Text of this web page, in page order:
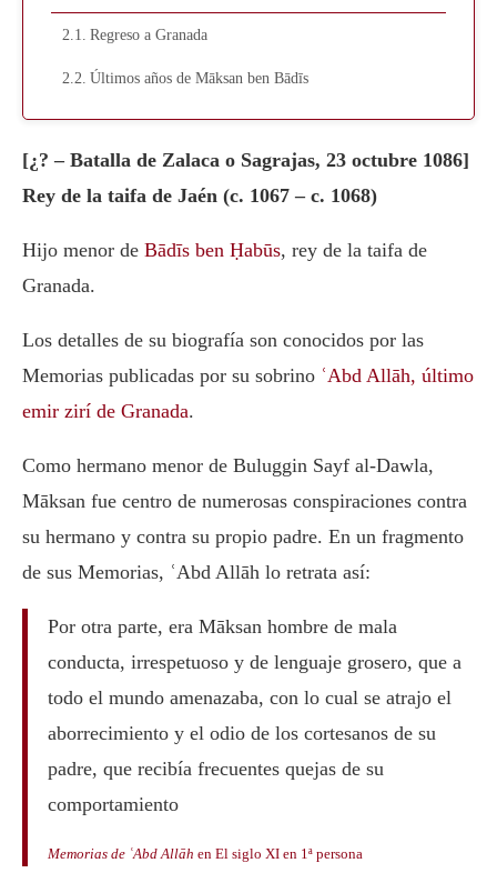
Regreso a Granada
Últimos años de Māksan ben Bādīs
[¿? – Batalla de Zalaca o Sagrajas, 23 octubre 1086]
Rey de la taifa de Jaén (c. 1067 – c. 1068)
Hijo menor de Bādīs ben Ḥabūs, rey de la taifa de
Granada.
Los detalles de su biografía son conocidos por las
Memorias publicadas por su sobrino ʿAbd Allāh, último
emir zirí de Granada.
Como hermano menor de Buluggin Sayf al-Dawla,
Māksan fue centro de numerosas conspiraciones contra
su hermano y contra su propio padre. En un fragmento
de sus Memorias, ʿAbd Allāh lo retrata así:
Por otra parte, era Māksan hombre de mala
conducta, irrespetuoso y de lenguaje grosero, que a
todo el mundo amenazaba, con lo cual se atrajo el
aborrecimiento y el odio de los cortesanos de su
padre, que recibía frecuentes quejas de su
comportamiento
Memorias de ʿAbd Allāh en El siglo XI en 1ª persona